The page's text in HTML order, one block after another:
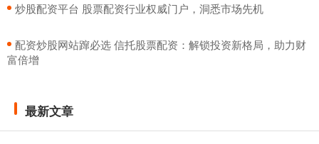
​炒股配资平台 股票配资行业权威门户，洞悉市场先机
​配资炒股网站蹿必选 信托股票配资：解锁投资新格局，助力财
富倍增
最新文章